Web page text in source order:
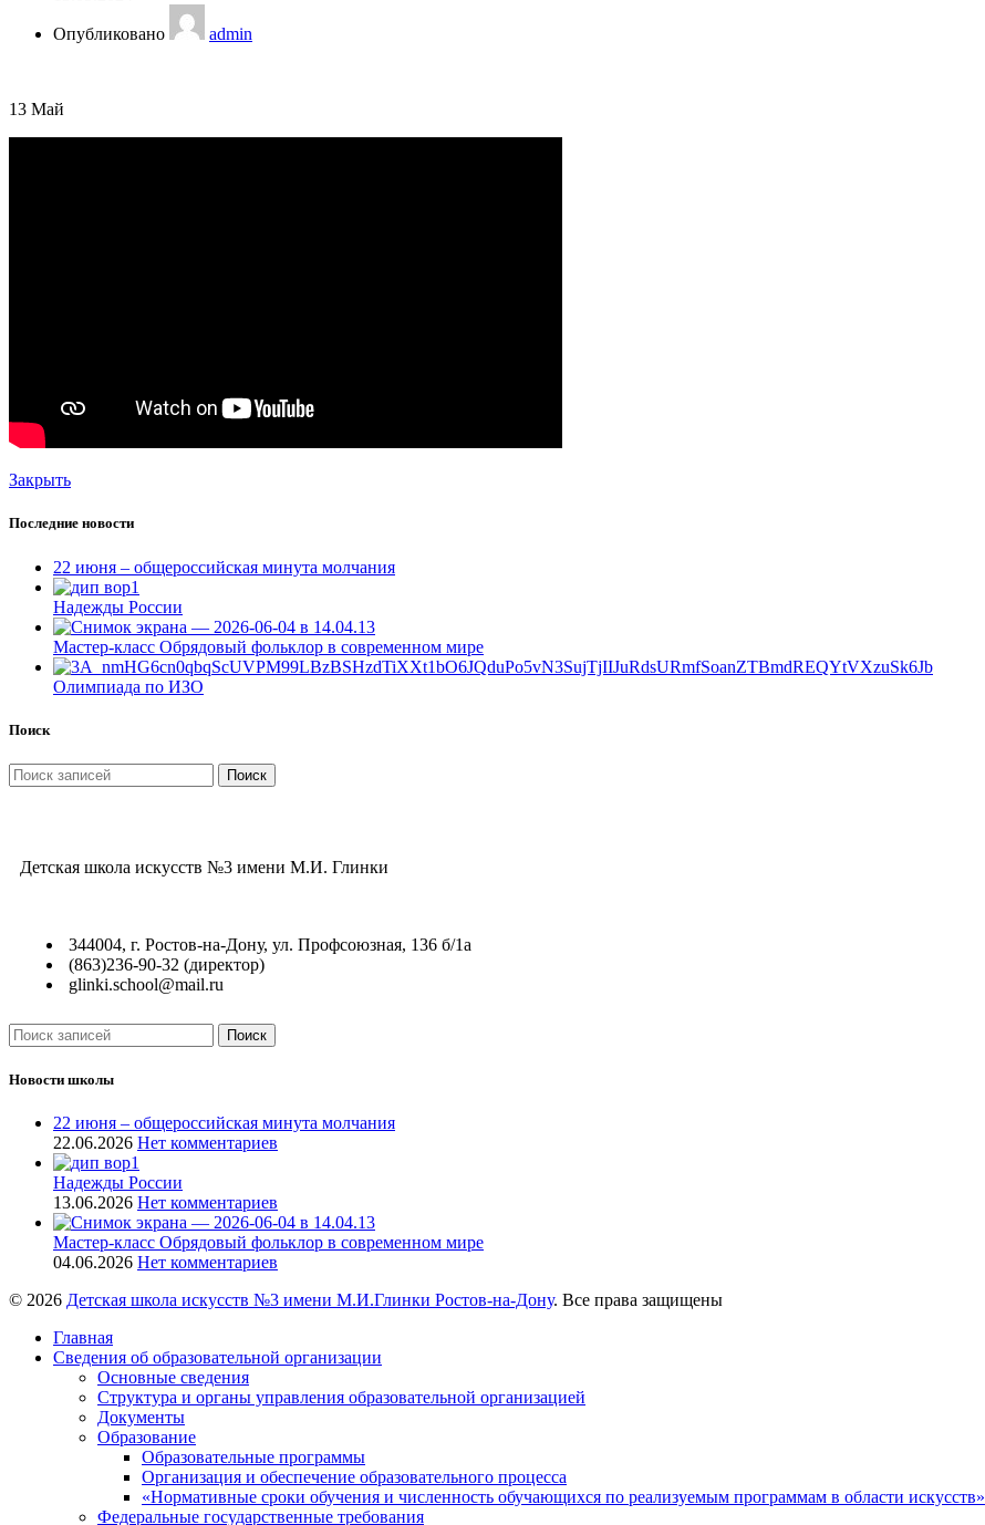
Опубликовано admin
13 Май
Закрыть
Последние новости
22 июня – общероссийская минута молчания
Надежды России
Мастер-класс Обрядовый фольклор в современном мире
Олимпиада по ИЗО
Поиск
Поиск
Детская школа искусств №3 имени М.И. Глинки
344004, г. Ростов-на-Дону, ул. Профсоюзная, 136 б/1а
(863)236-90-32 (директор)
glinki.school@mail.ru
Поиск
Новости школы
22 июня – общероссийская минута молчания
22.06.2026 Нет комментариев
Надежды России
13.06.2026 Нет комментариев
Мастер-класс Обрядовый фольклор в современном мире
04.06.2026 Нет комментариев
© 2026 Детская школа искусств №3 имени М.И.Глинки Ростов-на-Дону. Все права защищены
Главная
Сведения об образовательной организации
Основные сведения
Структура и органы управления образовательной организацией
Документы
Образование
Образовательные программы
Организация и обеспечение образовательного процесса
«Нормативные сроки обучения и численность обучающихся по реализуемым программам в области искусств»
Федеральные государственные требования